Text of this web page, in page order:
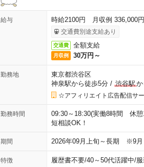
給与 時給2100円 月収例 336,000円
交通費別途支給あり
交通費 全額支給
月収例 30万円～
勤務地
東京都渋谷区
神泉駅から徒歩5分/ 渋谷駅か
☆アフィリエイト広告配信サ
勤務時間
09:30～18:30(実働8時間 休憩
短相談OK！
期間 2026年09月上旬～長期 ※9月
特徴 履歴書不要/40～50代活躍中/服